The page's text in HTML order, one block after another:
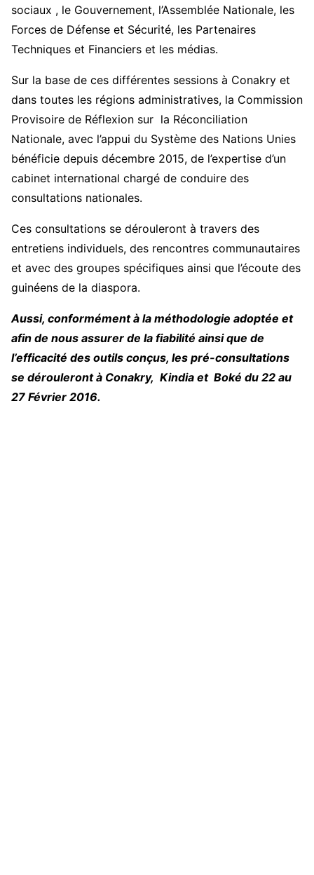
sociaux , le Gouvernement, l’Assemblée Nationale, les
Forces de Défense et Sécurité, les Partenaires
Techniques et Financiers et les médias.
Sur la base de ces différentes sessions à Conakry et
dans toutes les régions administratives, la Commission
Provisoire de Réflexion sur la Réconciliation
Nationale, avec l’appui du Système des Nations Unies
bénéficie depuis décembre 2015, de l’expertise d’un
cabinet international chargé de conduire des
consultations nationales.
Ces consultations se dérouleront à travers des
entretiens individuels, des rencontres communautaires
et avec des groupes spécifiques ainsi que l’écoute des
guinéens de la diaspora.
Aussi, conformément à la méthodologie adoptée et
afin de nous assurer de la fiabilité ainsi que de
l’efficacité des outils conçus, les pré-consultations
se dérouleront à Conakry, Kindia et Boké du 22 au
27 Février 2016.